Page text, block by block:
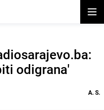
odigrana'
A. S.